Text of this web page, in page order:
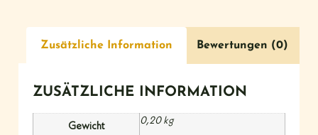
Zusätzliche Information Bewertungen (0)
ZUSÄTZLICHE INFORMATION
Gewicht
0,20 kg